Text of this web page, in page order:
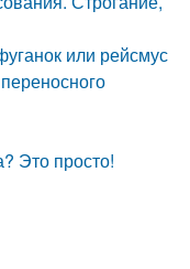
или рейсмус
Это просто!